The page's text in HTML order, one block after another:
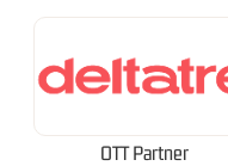
OTT Partner